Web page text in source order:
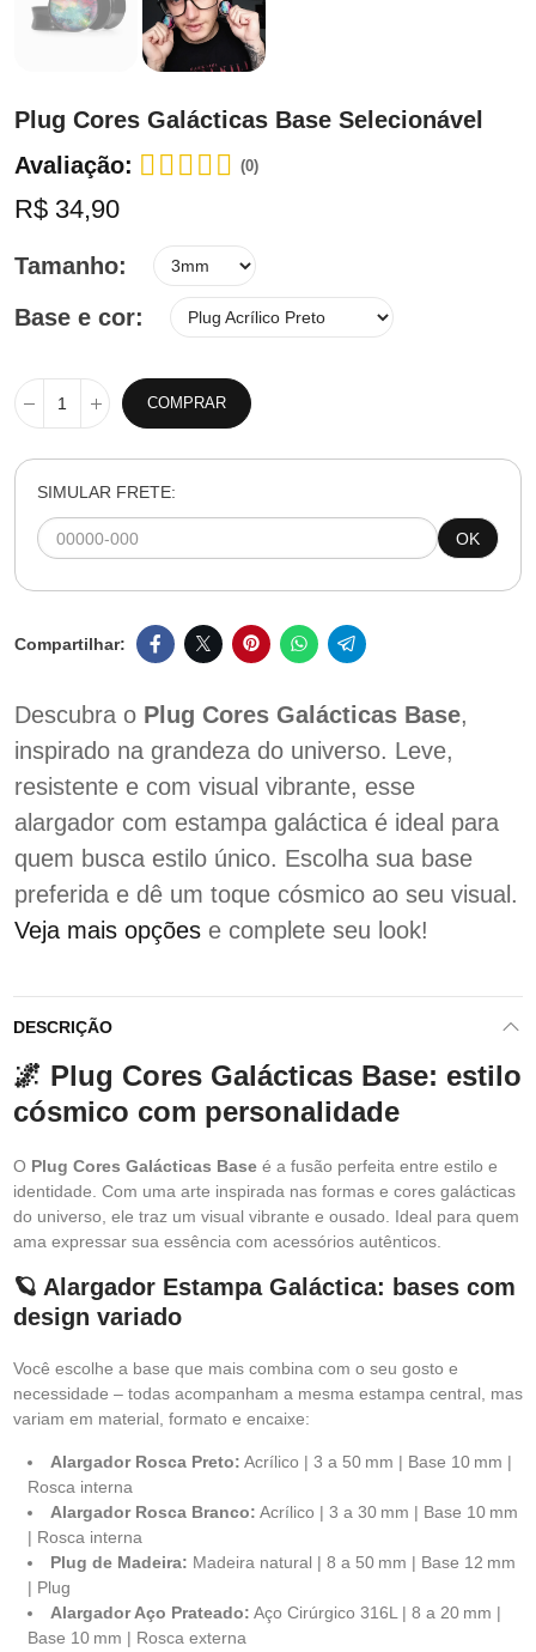
Plug Cores Galácticas Base Selecionável
Avaliação:
(0)
R$ 34,90
Tamanho
Base e cor
COMPRAR
SIMULAR FRETE:
OK
Descubra o Plug Cores Galácticas Base,
inspirado na grandeza do universo. Leve,
resistente e com visual vibrante, esse
alargador com estampa galáctica é ideal para
quem busca estilo único. Escolha sua base
preferida e dê um toque cósmico ao seu visual.
Veja mais opções e complete seu look!
DESCRIÇÃO
🌌 Plug Cores Galácticas Base: estilo
cósmico com personalidade
O Plug Cores Galácticas Base é a fusão perfeita entre estilo e
identidade. Com uma arte inspirada nas formas e cores galácticas
do universo, ele traz um visual vibrante e ousado. Ideal para quem
ama expressar sua essência com acessórios autênticos.
🪐 Alargador Estampa Galáctica: bases com
design variado
Você escolhe a base que mais combina com o seu gosto e
necessidade – todas acompanham a mesma estampa central, mas
variam em material, formato e encaixe:
Alargador Rosca Preto: Acrílico | 3 a 50 mm | Base 10 mm |
Rosca interna
Alargador Rosca Branco: Acrílico | 3 a 30 mm | Base 10 mm
| Rosca interna
Plug de Madeira: Madeira natural | 8 a 50 mm | Base 12 mm
| Plug
Alargador Aço Prateado: Aço Cirúrgico 316L | 8 a 20 mm |
Base 10 mm | Rosca externa